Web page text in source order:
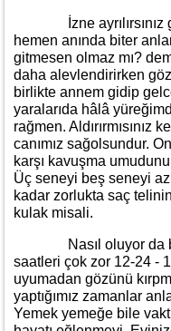
İzne ayrılırsınız
hemen anında biter
gitmesen olmaz mı?
daha alevlendirirken
birlikte annem gidip
yaralarıda hâlâ
rağmen. Aldırırmısınız
canımız sağolsundur.
karşı kavuşma
Üç seneyi beş seneyi
kadar zorlukta saç
kulak misali.
Nasıl oluyor da
saatleri çok zor 12-24 -
uyumadan gözünü
yaptığımız zamanlar
Yemek yemeğe bile